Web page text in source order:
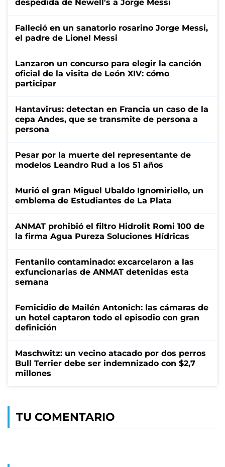
despedida de Newell's a Jorge Messi
Falleció en un sanatorio rosarino Jorge Messi,
el padre de Lionel Messi
Lanzaron un concurso para elegir la canción
oficial de la visita de León XIV: cómo
participar
Hantavirus: detectan en Francia un caso de la
cepa Andes, que se transmite de persona a
persona
Pesar por la muerte del representante de
modelos Leandro Rud a los 51 años
Murió el gran Miguel Ubaldo Ignomiriello, un
emblema de Estudiantes de La Plata
ANMAT prohibió el filtro Hidrolit Romi 100 de
la firma Agua Pureza Soluciones Hídricas
Fentanilo contaminado: excarcelaron a las
exfuncionarias de ANMAT detenidas esta
semana
Femicidio de Mailén Antonich: las cámaras de
un hotel captaron todo el episodio con gran
definición
Maschwitz: un vecino atacado por dos perros
Bull Terrier debe ser indemnizado con $2,7
millones
TU COMENTARIO